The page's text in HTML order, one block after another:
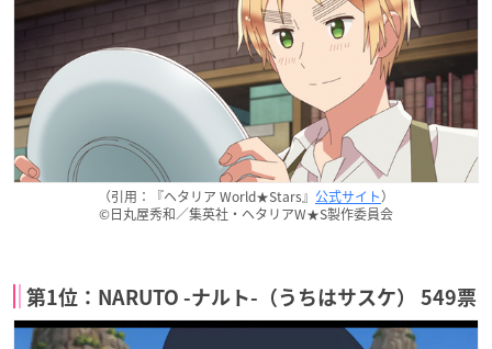
（引用：『ヘタリア World★Stars』 公式サイト）
©日丸屋秀和／集英社・ヘタリアW★S製作委員会
第1位：NARUTO -ナルト-（うちはサスケ） 549票